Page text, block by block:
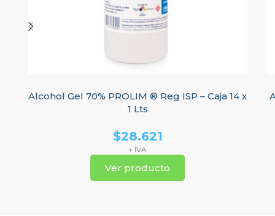
Alcohol Gel 70% PROLIM ® Reg ISP – Caja 14 x
1 Lts
$28.621
+ IVA
Ver producto